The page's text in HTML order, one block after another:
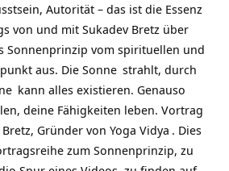
Autorität – das ist die Essenz
von und mit Sukadev Bretz über
Sonnenprinzip vom spirituellen und
aus. Die Sonne strahlt, durch
kann alles existieren. Genauso
deine Fähigkeiten leben. Vortrag
Gründer von Yoga Vidya . Dies
zum Sonnenprinzip, zu